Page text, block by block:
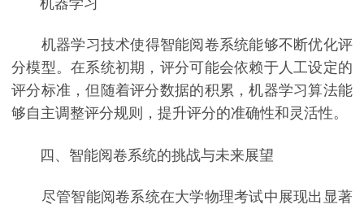
机器学习技术使得智能阅卷系统能够不断优化评
分模型。在系统初期，评分可能会依赖于人工设定的
评分标准，但随着评分数据的积累，机器学习算法能
够自主调整评分规则，提升评分的准确性和灵活性。
四、智能阅卷系统的挑战与未来展望
尽管智能阅卷系统在大学物理考试中展现出显著